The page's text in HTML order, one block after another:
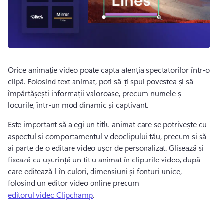
Orice animație video poate capta atenția spectatorilor într-o
clipă. Folosind text animat, poți să-ți spui povestea și să
împărtășești informații valoroase, precum numele și
locurile, într-un mod dinamic și captivant.
Este important să alegi un titlu animat care se potrivește cu
aspectul și comportamentul videoclipului tău, precum și să
ai parte de o editare video ușor de personalizat. Glisează și
fixează cu ușurință un titlu animat în clipurile video, după
care editează-l în culori, dimensiuni și fonturi unice,
folosind un editor video online precum
editorul video Clipchamp.